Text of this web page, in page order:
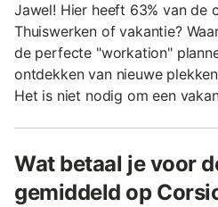
Jawel! Hier heeft 63% van de
Thuiswerken of vakantie?
de perfecte "workation"
ontdekken van nieuwe
Het is niet nodig om een
Wat betaal je voor
gemiddeld op